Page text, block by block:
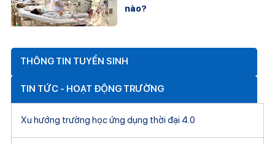
nào?
THÔNG TIN TUYỂN SINH
TIN TỨC - HOẠT ĐỘNG TRƯỜNG
Xu hướng trường học ứng dụng thời đại 4.0